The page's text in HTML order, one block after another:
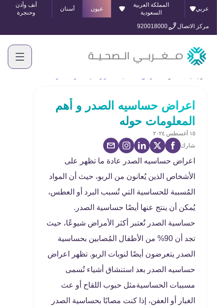
عربي
المملكة العربية
السعودية
عيون أسنان
أنف وأذن
وحنجرة
مركز الاتصال
920018000
اعراض حساسيه الصدر و أهم
المعلومات حوله
١٥ أغسطس ٢٠٢٤
شارك
اعراض حساسيه الصدر عادة ما تظهر على
الأشخاص الذين يُعانون من الربو، حيث أن المواد
المُسببة للحساسية التي تُسبب البرد أو العطس،
يُمكن أن ينتج عنها أيضًا حساسية الصدر.
حساسية الصدر تُعتبر أكثر الأمراض شيوعًا، حيث
تجد أن 90% من الأطفال المُصابين بحساسية
الصدر يتعرضون أيضًا لنوبات الربو. تظهر اعراض
حساسيه الصدر بعد استنشاق أشياء تُسمى
مسببات الحساسيةمثل حبوب اللقاح أو عث
الغبار أو العفن، إذا كنت مصابًا بحساسية الصدر